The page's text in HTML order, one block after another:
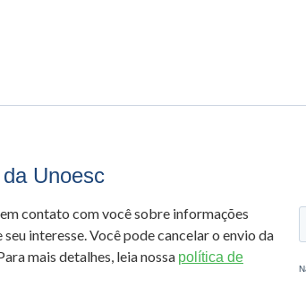
Unoesc
contato com você sobre informações
interesse. Você pode cancelar o envio da
mais detalhes, leia nossa política de